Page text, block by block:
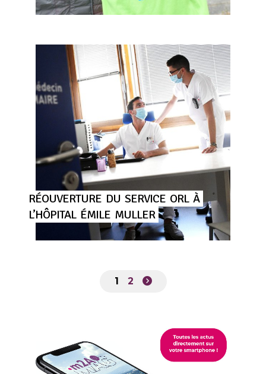
RÉOUVERTURE DU SERVICE ORL À
L’HÔPITAL ÉMILE MULLER
1 2